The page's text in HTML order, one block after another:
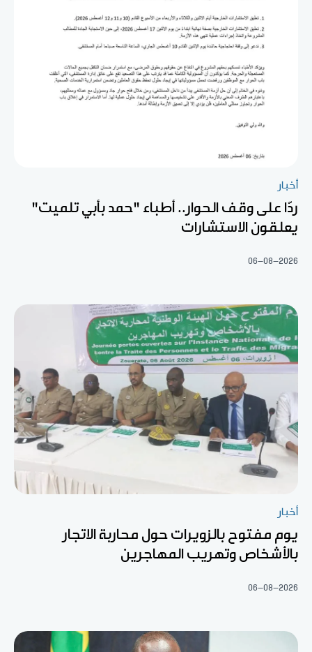
أخبار
ردّا على وقف الحوار.. أطباء "حمد بأبي تلميت"
يعلقون الاستشارات
06-08-2026
أخبار
يوم مفتوح بالزويرات حول محاربة الاتجار
بالأشخاص وتهريب المهاجرين
06-08-2026